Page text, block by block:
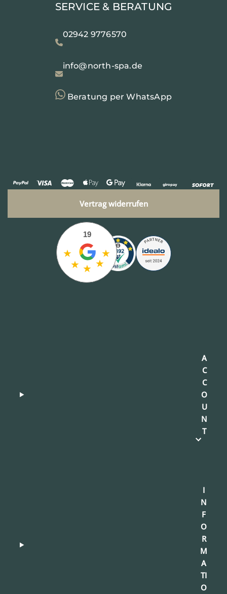
SERVICE & BERATUNG
02942 9776570
info@north-spa.de
Beratung per WhatsApp
Vertrag widerrufen
★
★ ★ ★
★
19
A
C
C
O
U
N
T
I
N
F
O
R
M
A
TI
O